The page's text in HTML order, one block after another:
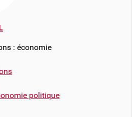
: économie
politique